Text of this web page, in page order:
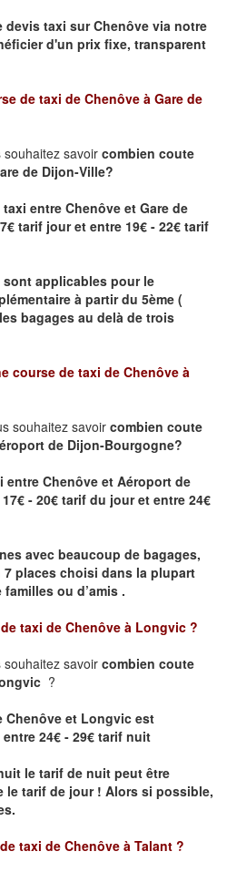
devis taxi surChenôve via notre
d'un prix fixe, transparent
de taxi de Chenôve à Gare de
savoir combien coute
de Dijon-Ville?
entre Chenôve et Gare de
tarif jour et entre 19€ - 22€ tarif
applicables pour le
à partir du 5ème (
bagages au delà de trois
course de taxi de Chenôve à
souhaitez savoir combien coute
de Dijon-Bourgogne?
Chenôve et Aéroport de
- 20€ tarif du jour et entre 24€
avec beaucoup de bagages,
7 places choisi dans la plupart
ou d’amis .
taxi de Chenôve à Longvic ?
savoir combien coute
?
Chenôve et Longvic est
24€ - 29€ tarif nuit
le tarif de nuit peut être
le tarif de jour ! Alors si possible,
taxi de Chenôve à Talant ?